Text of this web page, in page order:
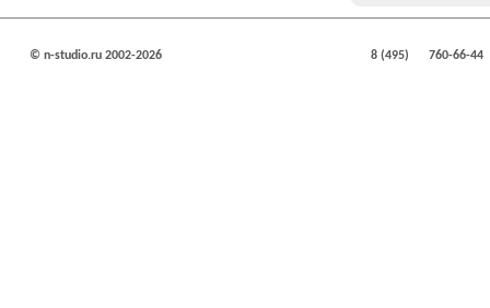
© n-studio.ru 2002-2026 8 (495) 760-66-44